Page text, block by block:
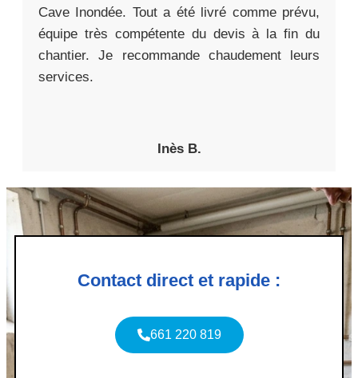
Cave Inondée. Tout a été livré comme prévu,
équipe très compétente du devis à la fin du
chantier. Je recommande chaudement leurs
services.
Inès B.
Contact direct et rapide :
661 220 819